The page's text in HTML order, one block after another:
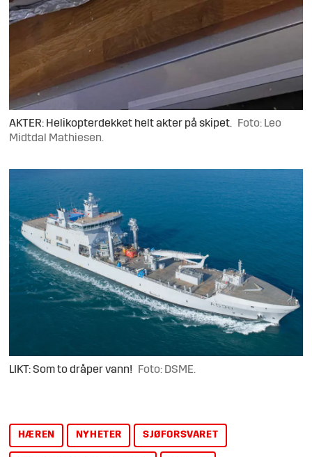
AKTER: Helikopterdekket helt akter på skipet.
Foto: Leo
Midtdal Mathiesen.
LIKT: Som to dråper vann! Foto: DSME.
HÆREN NYHETER SJØFORSVARET